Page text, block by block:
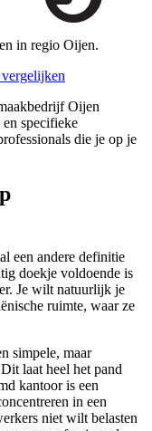
in regio Oijen.
Oijen
specifieke
die je op je
een andere definitie
doekje voldoende is
Je wilt natuurlijk je
ruimte, waar ze
simpele, maar
laat heel het pand
kantoor is een
in een
niet wilt belasten